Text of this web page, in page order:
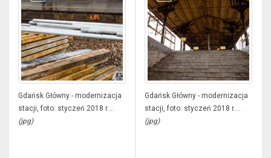
Gdańsk Główny - modernizacja
stacji, foto: styczeń 2018 r....
(jpg)
Gdańsk Główny - modernizacja
stacji, foto: styczeń 2018 r....
(jpg)